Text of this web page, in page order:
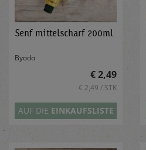
Senf mittelscharf 200ml
Byodo
€ 2,49
€ 2,49 / STK
AUF DIE EINKAUFSLISTE